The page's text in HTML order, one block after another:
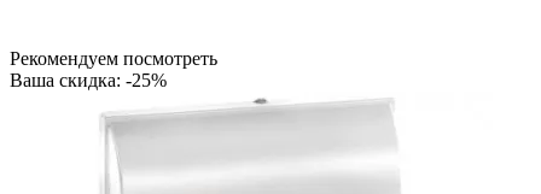
Рекомендуем посмотреть
Ваша скидка: -25%